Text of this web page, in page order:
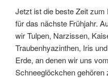
Jetzt ist die beste Zeit
für das nächste Frühjahr.
wir Tulpen, Narzissen,
Traubenhyazinthen, Iris
Erde, an denen wir uns
Schneeglöckchen gehören